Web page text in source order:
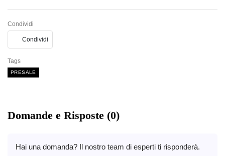
Condividi
Condividi
Tags
PRESALE
Domande e Risposte (0)
Hai una domanda? Il nostro team di esperti ti risponderà.